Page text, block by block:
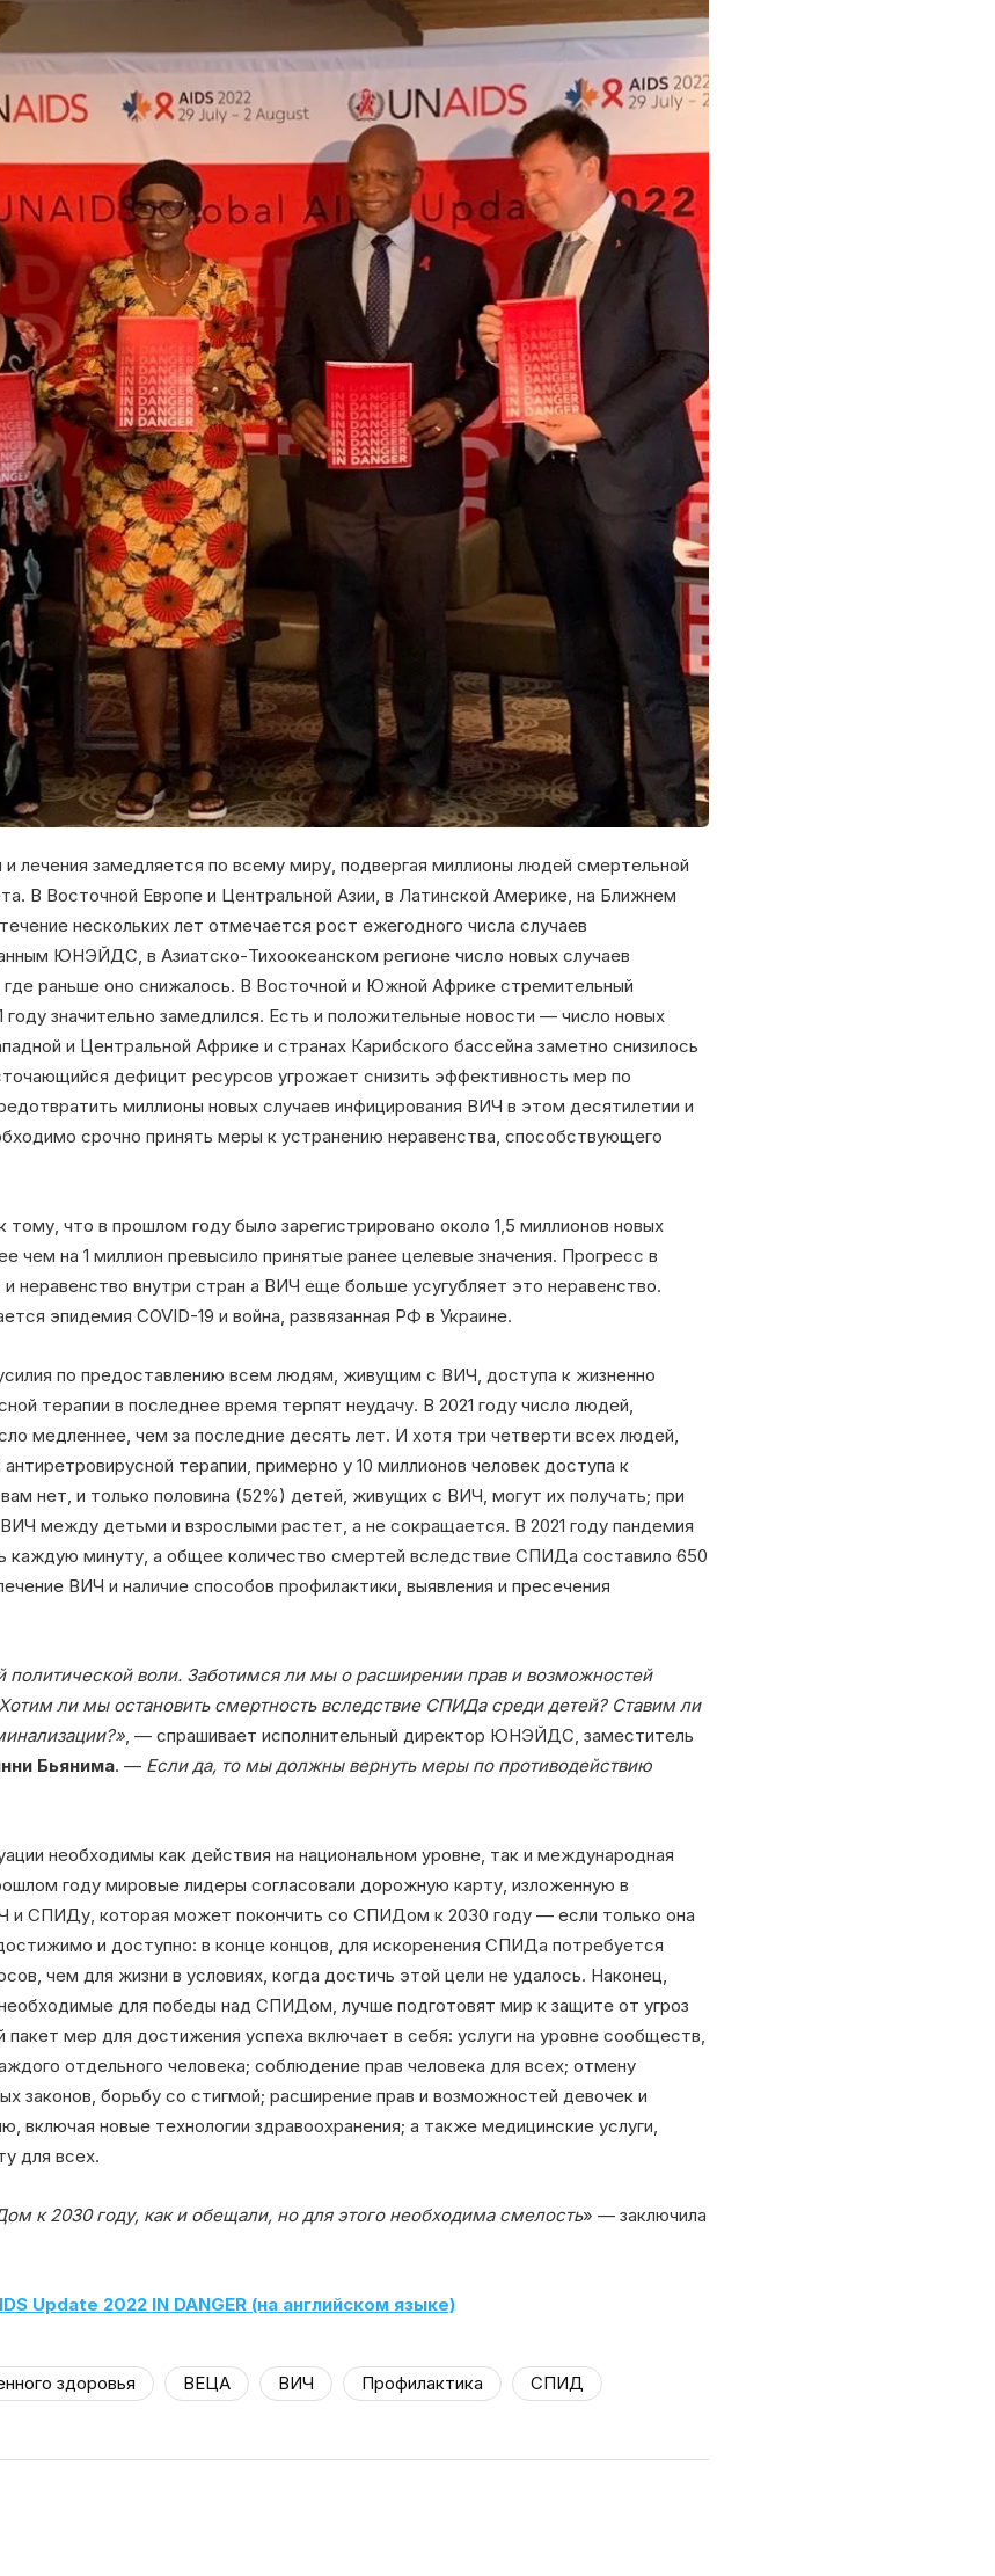
лечения замедляется по всему миру, подвергая миллионы людей смертельной
В Восточной Европе и Центральной Азии, в Латинской Америке, на Ближнем
нескольких лет отмечается рост ежегодного числа случаев
ЮНЭЙДС, в Азиатско-Тихоокеанском регионе число новых случаев
раньше оно снижалось. В Восточной и Южной Африке стремительный
значительно замедлился. Есть и положительные новости — число новых
и Центральной Африке и странах Карибского бассейна заметно снизилось
дефицит ресурсов угрожает снизить эффективность мер по
миллионы новых случаев инфицирования ВИЧ в этом десятилетии и
срочно принять меры к устранению неравенства, способствующего
тому, что в прошлом году было зарегистрировано около 1,5 миллионов новых
чем на 1 миллион превысило принятые ранее целевые значения. Прогресс в
неравенство внутри стран а ВИЧ еще больше усугубляет это неравенство.
эпидемия COVID-19 и война, развязанная РФ в Украине.
по предоставлению всем людям, живущим с ВИЧ, доступа к жизненно
терапии в последнее время терпят неудачу. В 2021 году число людей,
медленнее, чем за последние десять лет. И хотя три четверти всех людей,
терапии, примерно у 10 миллионов человек доступа к
нет, и только половина (52%) детей, живущих с ВИЧ, могут их получать; при
между детьми и взрослыми растет, а не сокращается. В 2021 году пандемия
минуту, а общее количество смертей вследствие СПИДа составило 650
ВИЧ и наличие способов профилактики, выявления и пресечения
воли. Заботимся ли мы о расширении прав и возможностей
ли мы остановить смертность вследствие СПИДа среди детей? Ставим ли
, — спрашивает исполнительный директор ЮНЭЙДС, заместитель
Бьянима. — Если да, то мы должны вернуть меры по противодействию
необходимы как действия на национальном уровне, так и международная
году мировые лидеры согласовали дорожную карту, изложенную в
и СПИДу, которая может покончить со СПИДом к 2030 году — если только она
и доступно: в конце концов, для искоренения СПИДа потребуется
чем для жизни в условиях, когда достичь этой цели не удалось. Наконец,
для победы над СПИДом, лучше подготовят мир к защите от угроз
мер для достижения успеха включает в себя: услуги на уровне сообществ,
отдельного человека; соблюдение прав человека для всех; отмену
законов, борьбу со стигмой; расширение прав и возможностей девочек и
включая новые технологии здравоохранения; а также медицинские услуги,
для всех.
к 2030 году, как и обещали, но для этого необходима смелость» — заключила
Update 2022 IN DANGER (на английском языке)
здоровья ВЕЦА ВИЧ Профилактика СПИД